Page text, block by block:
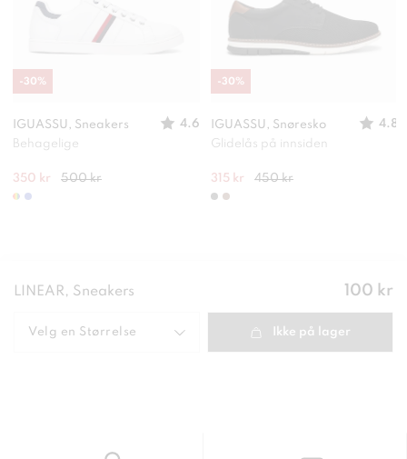
IGUASSU, Sneakers
4.6
Behagelige
350 kr 500 kr
-30%
IGUASSU, Snøresko
4.8
Glidelås på innsiden
315 kr 450 kr
-30%
LINEAR, Sneakers Pris:
100 kr
Velg en Størrelse Ikke på lager